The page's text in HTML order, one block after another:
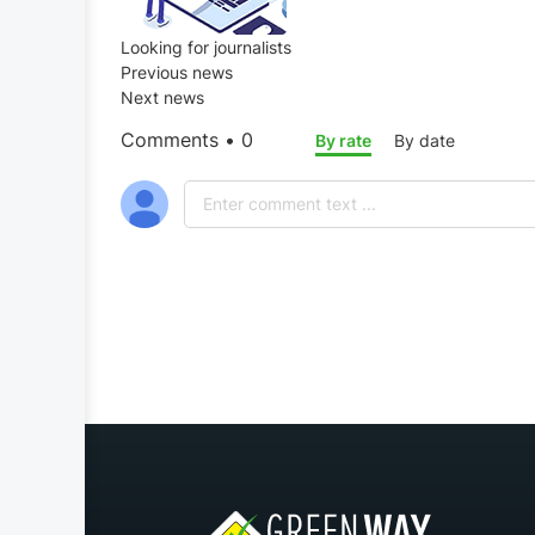
Looking for journalists
Previous news
Next news
Comments • 0 By rate By date